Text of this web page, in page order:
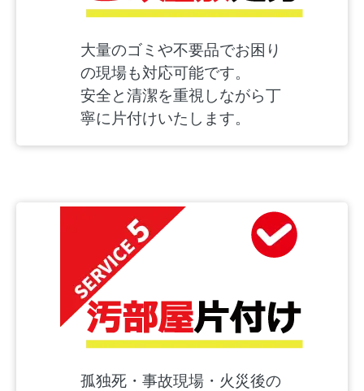
大量のゴミや不要品でお困り
の現場も対応可能です。
安全と清潔を重視しながら丁
寧に片付けいたします。
孤独死・事故現場・火災後の